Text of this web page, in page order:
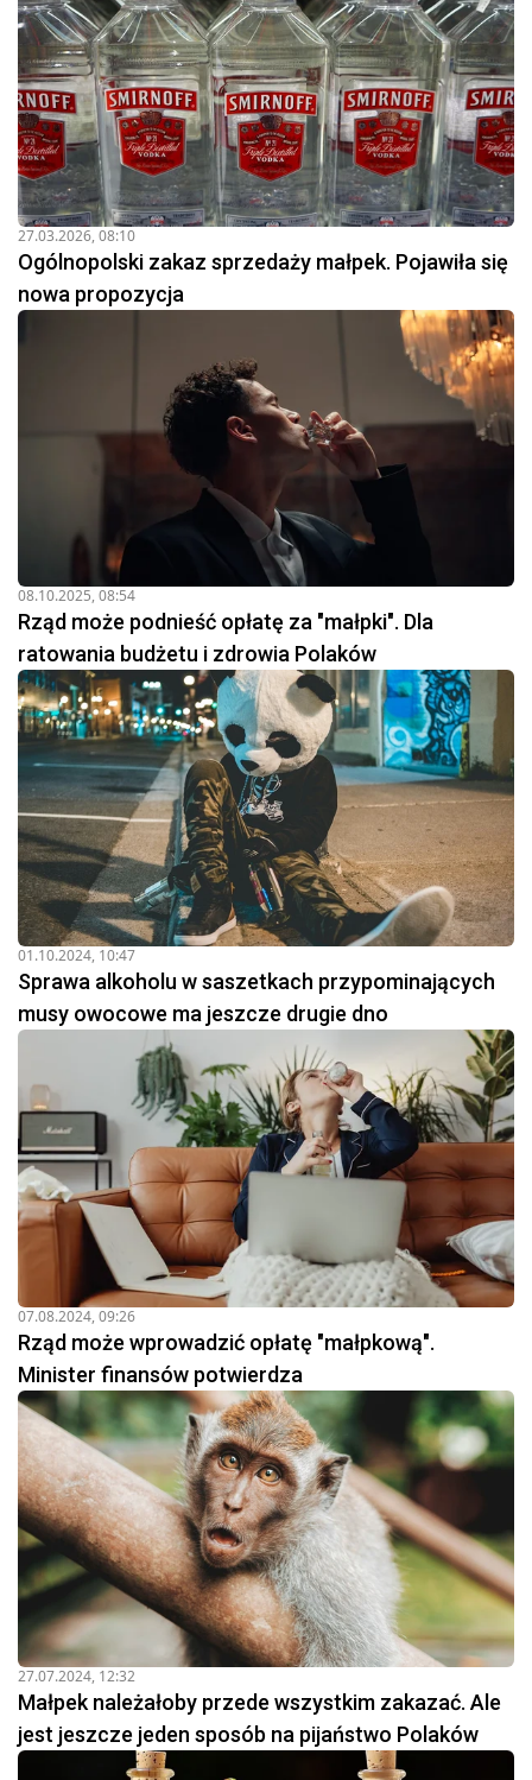
27.03.2026, 08:10
Ogólnopolski zakaz sprzedaży małpek. Pojawiła się
nowa propozycja
08.10.2025, 08:54
Rząd może podnieść opłatę za "małpki". Dla
ratowania budżetu i zdrowia Polaków
01.10.2024, 10:47
Sprawa alkoholu w saszetkach przypominających
musy owocowe ma jeszcze drugie dno
07.08.2024, 09:26
Rząd może wprowadzić opłatę "małpkową".
Minister finansów potwierdza
27.07.2024, 12:32
Małpek należałoby przede wszystkim zakazać. Ale
jest jeszcze jeden sposób na pijaństwo Polaków